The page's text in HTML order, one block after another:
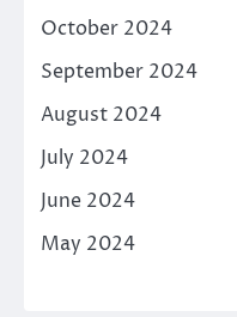
October 2024
September 2024
August 2024
July 2024
June 2024
May 2024